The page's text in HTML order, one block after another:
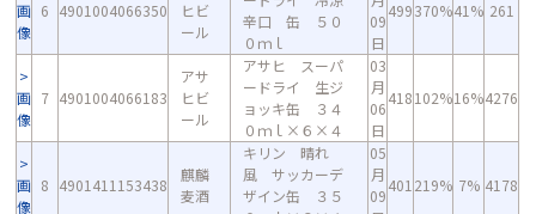
画
像
6 4901004066350
ヒビ
ール
辛口 缶 ５０
０ｍｌ
09
日
499370%41% 261
画
像
7 4901004066183
アサ
ヒビ
ール
アサヒ スーパ
ードライ 生ジ
ョッキ缶 ３４
０ｍｌ×６×４
03
月
06
日
418102%16%4276
画
像
8 4901411153438
麒麟
麦酒
キリン 晴れ
風 サッカーデ
ザイン缶 ３５
05
月
09
401 219% 7% 4178